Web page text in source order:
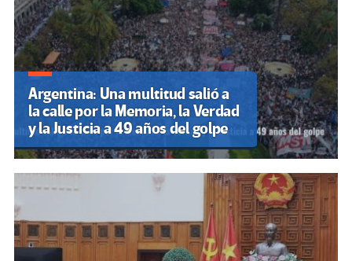
Argentina: Una multitud salió a
la calle por la Memoria, la Verdad
y la Justicia a 49 años del golpe